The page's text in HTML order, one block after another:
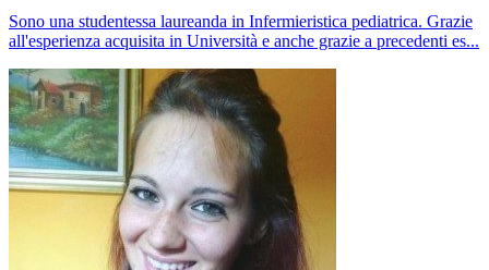
Sono una studentessa laureanda in Infermieristica pediatrica. Grazie
all'esperienza acquisita in Università e anche grazie a precedenti es...